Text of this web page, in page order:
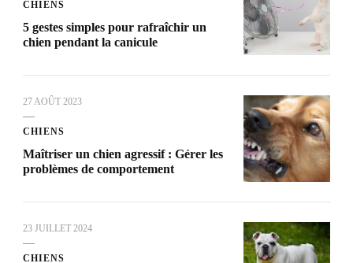
CHIENS
5 gestes simples pour rafraîchir un
chien pendant la canicule
27 AOÛT 2023
CHIENS
Maîtriser un chien agressif : Gérer les
problèmes de comportement
23 JUILLET 2024
CHIENS